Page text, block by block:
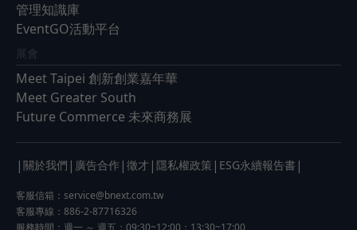
管理知識庫
EventGO活動平台
展會
Meet Taipei 創新創業嘉年華
Meet Greater South
Future Commerce 未來商務展
| 關於我們 | 廣告合作 | 徵才 | 隱私權政策 | ESG永續報告書 |
客服信箱： service@bnext.com.tw
客服專線：886-2-87716326